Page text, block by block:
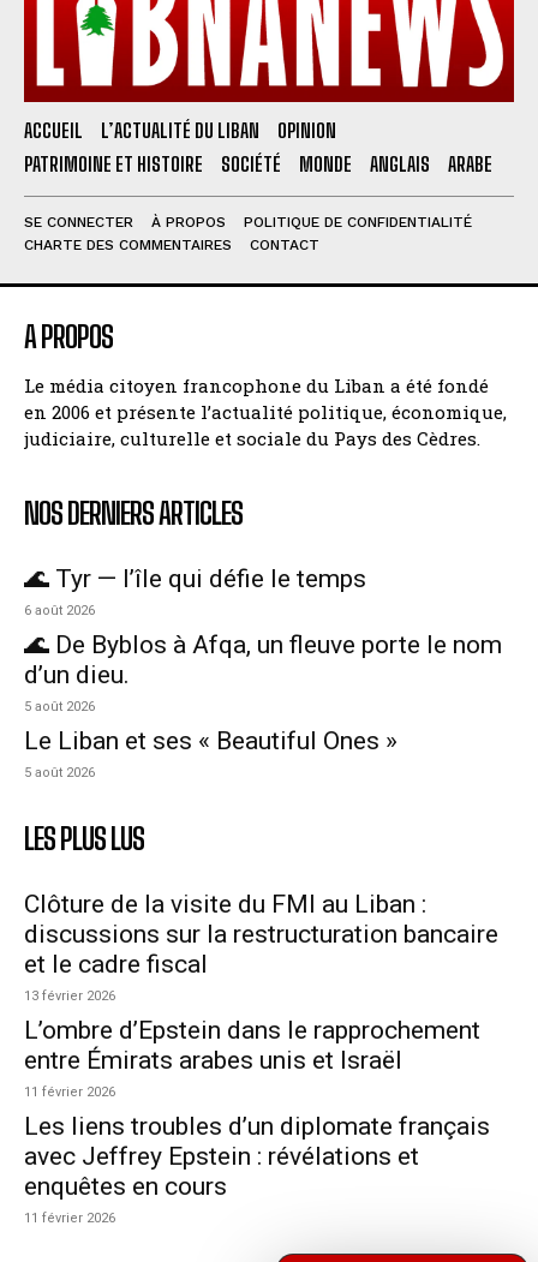
ACCUEIL L’ACTUALITÉ DU LIBAN
OPINION
PATRIMOINE ET HISTOIRE
SOCIÉTÉ MONDE ANGLAIS ARABE
SE CONNECTER À PROPOS
POLITIQUE DE CONFIDENTIALITÉ
CHARTE DES COMMENTAIRES
CONTACT
A PROPOS
Le média citoyen francophone du Liban a été fondé
en 2006 et présente l’actualité politique, économique,
judiciaire, culturelle et sociale du Pays des Cèdres.
NOS DERNIERS ARTICLES
🌊 Tyr — l’île qui défie le temps
6 août 2026
🌊 De Byblos à Afqa, un fleuve porte le nom
d’un dieu.
5 août 2026
Le Liban et ses « Beautiful Ones »
5 août 2026
LES PLUS LUS
Clôture de la visite du FMI au Liban :
discussions sur la restructuration bancaire
et le cadre fiscal
13 février 2026
L’ombre d’Epstein dans le rapprochement
entre Émirats arabes unis et Israël
11 février 2026
Les liens troubles d’un diplomate français
avec Jeffrey Epstein : révélations et
enquêtes en cours
11 février 2026